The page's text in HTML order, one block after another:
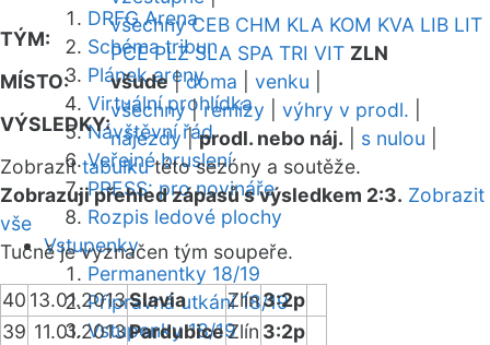
DRFG Arena
Schéma tribun
Plánek areny
Virtuální prohlídka
Návštěvní řád
Veřejné bruslení
PRESS: pro novináře
Rozpis ledové plochy
Vstupenky
Permanentky 18/19
Přípravná utkání 18/19
Vstupenky 18/19
TÝM:
všechny CEB CHM KLA KOM KVA LIB LIT
PCE PLZ SLA SPA TRI VIT ZLN
MÍSTO:
všude|doma venku
VÝSLEDKY:
všechny|remízy výhry v prodl.
nájezdy|prodl. nebo náj. s nulou
Zobrazittabulkutéto sezóny a soutěže.
Zobrazuji přehled zápasů s výsledkem 2:3. Zobrazit
vše
Tučně je vyznačen tým soupeře.
40 13.01.2013Slavia Zlín3:2p
39 11.01.2013PardubiceZlín 3:2p